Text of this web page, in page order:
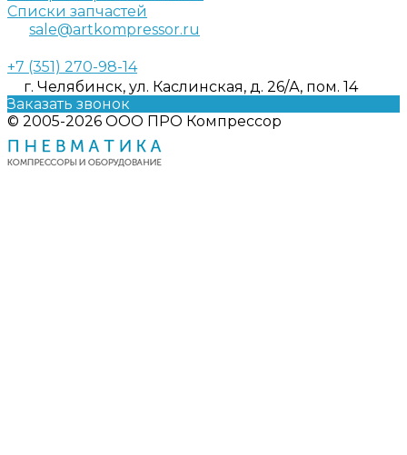
Списки запчастей
sale@artkompressor.ru
+7 (351) 270-98-14
г. Челябинск, ул. Каслинская, д. 26/А, пом. 14
Заказать звонок
© 2005-2026 ООО ПРО Компрессор